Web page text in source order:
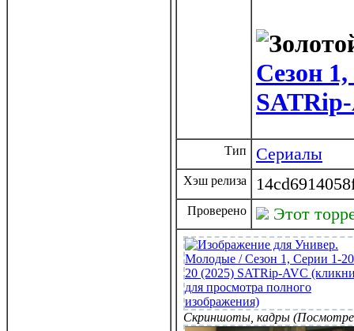
Сезон
Тип Сериалы
Хэш релиза
Проверено Этот
Скриншоты, кадры